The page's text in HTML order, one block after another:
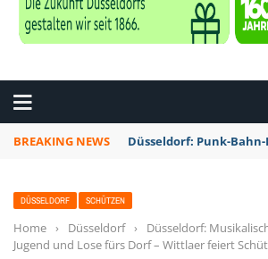
BREAKING NEWS Düsseldorf: Punk-
DÜSSELDORF SCHÜTZEN
Home › Düsseldorf ›
Düsseldorf:
Jugend und Lose fürs Dorf – Wittlaer feiert